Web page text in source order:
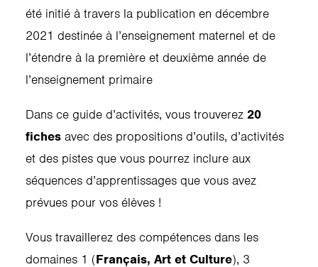
été initié à travers la publication en décembre
2021 destinée à l’enseignement maternel et de
l’étendre à la première et deuxième année de
l’enseignement primaire
Dans ce guide d’activités, vous trouverez 20
fiches avec des propositions d’outils, d’activités
et des pistes que vous pourrez inclure aux
séquences d’apprentissages que vous avez
prévues pour vos élèves !
Vous travaillerez des compétences dans les
domaines 1 (Français, Art et Culture), 3